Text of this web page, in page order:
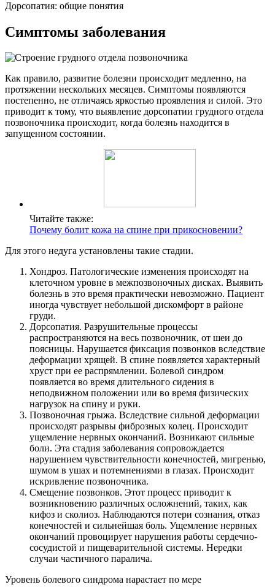
Дорсопатия: общие понятия
Симптомы заболевания
Как правило, развитие болезни происходит медленно, на
протяжении нескольких месяцев. Симптомы появляются
постепенно, не отличаясь яркостью проявления и силой. Это
приводит к тому, что выявление дорсопатии грудного отдела
позвоночника происходит, когда болезнь находится в
запущенном состоянии.
Читайте также:
Почему болит кожа на спине при прикосновении?
Для этого недуга установлены такие стадии.
Хондроз. Патологические изменения происходят на
клеточном уровне в межпозвоночных дисках. Выявить
болезнь в это время практически невозможно. Пациент
иногда чувствует небольшой дискомфорт в районе
груди.
Дорсопатия. Разрушительные процессы
распространяются на весь позвоночник, от шеи до
поясницы. Нарушается фиксация позвонков вследствие
деформации хрящей. В спине появляется характерный
хруст при ее распрямлении. Болевой синдром
появляется во время длительного сидения в
неподвижном положении или во время физических
нагрузок на спину и руки.
Позвоночная грыжа. Вследствие сильной деформации
происходят разрывы фиброзных колец. Происходит
ущемление нервных окончаний. Возникают сильные
боли. Эта стадия заболевания сопровождается
нарушением чувствительности конечностей, мигренью,
шумом в ушах и потемнениями в глазах. Происходит
искривление позвоночника.
Смещение позвонков. Этот процесс приводит к
возникновению различных осложнений, таких, как
кифоз и сколиоз. Наблюдаются потери сознания, отказ
конечностей и сильнейшая боль. Ущемление нервных
окончаний провоцирует нарушения работы сердечно-
сосудистой и пищеварительной системы. Нередки
случаи частичного паралича.
Уровень болевого синдрома нарастает по мере